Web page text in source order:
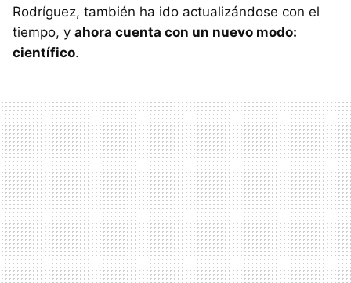
Rodríguez, también ha ido actualizándose con el
tiempo, y ahora cuenta con un nuevo modo:
científico.